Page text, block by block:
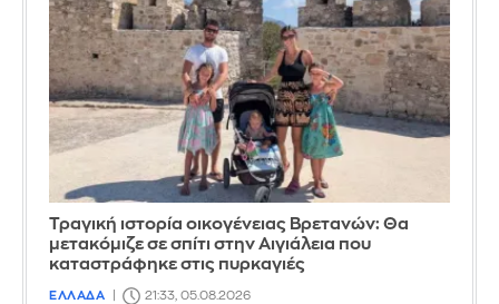
Τραγική ιστορία οικογένειας Βρετανών: Θα
μετακόμιζε σε σπίτι στην Αιγιάλεια που
καταστράφηκε στις πυρκαγιές
ΕΛΛΑΔΑ 21:33, 05.08.2026